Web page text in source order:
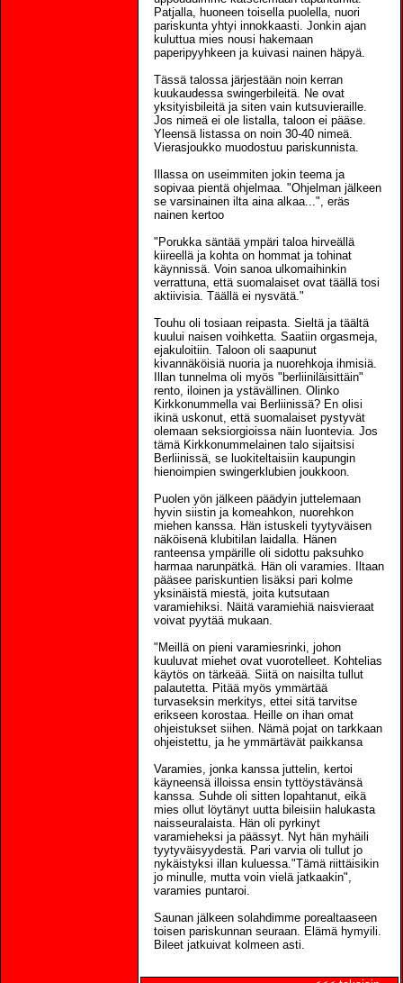
Patjalla, huoneen toisella puolella, nuori
pariskunta yhtyi innokkaasti. Jonkin ajan
kuluttua mies nousi hakemaan
paperipyyhkeen ja kuivasi nainen häpyä.
Tässä talossa järjestään noin kerran
kuukaudessa swingerbileitä. Ne ovat
yksityisbileitä ja siten vain kutsuvieraille.
Jos nimeä ei ole listalla, taloon ei pääse.
Yleensä listassa on noin 30-40 nimeä.
Vierasjoukko muodostuu pariskunnista.
Illassa on useimmiten jokin teema ja
sopivaa pientä ohjelmaa. "Ohjelman jälkeen
se varsinainen ilta aina alkaa...", eräs
nainen kertoo
"Porukka säntää ympäri taloa hirveällä
kiireellä ja kohta on hommat ja tohinat
käynnissä. Voin sanoa ulkomaihinkin
verrattuna, että suomalaiset ovat täällä tosi
aktiivisia. Täällä ei nysvätä."
Touhu oli tosiaan reipasta. Sieltä ja täältä
kuului naisen voihketta. Saatiin orgasmeja,
ejakuloitiin. Taloon oli saapunut
kivannäköisiä nuoria ja nuorehkoja ihmisiä.
Illan tunnelma oli myös "berliiniläisittäin"
rento, iloinen ja ystävällinen. Olinko
Kirkkonummella vai Berliinissä? En olisi
ikinä uskonut, että suomalaiset pystyvät
olemaan seksiorgioissa näin luontevia. Jos
tämä Kirkkonummelainen talo sijaitsisi
Berliinissä, se luokiteltaisiin kaupungin
hienoimpien swingerklubien joukkoon.
Puolen yön jälkeen päädyin juttelemaan
hyvin siistin ja komeahkon, nuorehkon
miehen kanssa. Hän istuskeli tyytyväisen
näköisenä klubitilan laidalla. Hänen
ranteensa ympärille oli sidottu paksuhko
harmaa narunpätkä. Hän oli varamies. Iltaan
pääsee pariskuntien lisäksi pari kolme
yksinäistä miestä, joita kutsutaan
varamiehiksi. Näitä varamiehiä naisvieraat
voivat pyytää mukaan.
"Meillä on pieni varamiesrinki, johon
kuuluvat miehet ovat vuorotelleet. Kohtelias
käytös on tärkeää. Siitä on naisilta tullut
palautetta. Pitää myös ymmärtää
turvaseksin merkitys, ettei sitä tarvitse
erikseen korostaa. Heille on ihan omat
ohjeistukset siihen. Nämä pojat on tarkkaan
ohjeistettu, ja he ymmärtävät paikkansa
Varamies, jonka kanssa juttelin, kertoi
käyneensä illoissa ensin tyttöystävänsä
kanssa. Suhde oli sitten lopahtanut, eikä
mies ollut löytänyt uutta bileisiin halukasta
naisseuralaista. Hän oli pyrkinyt
varamieheksi ja päässyt. Nyt hän myhäili
tyytyväisyydestä. Pari varvia oli tullut jo
nykäistyksi illan kuluessa."Tämä riittäisikin
jo minulle, mutta voin vielä jatkaakin",
varamies puntaroi.
Saunan jälkeen solahdimme porealtaaseen
toisen pariskunnan seuraan. Elämä hymyili.
Bileet jatkuivat kolmeen asti.